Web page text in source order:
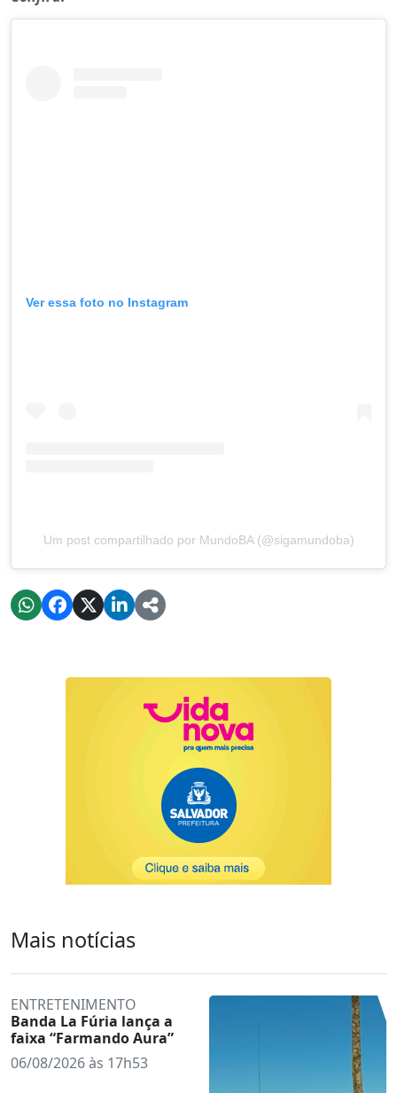
Ver essa foto no Instagram
Um post compartilhado por MundoBA (@sigamundoba)
Mais notícias
ENTRETENIMENTO
Banda La Fúria lança a
faixa “Farmando Aura”
06/08/2026 às 17h53